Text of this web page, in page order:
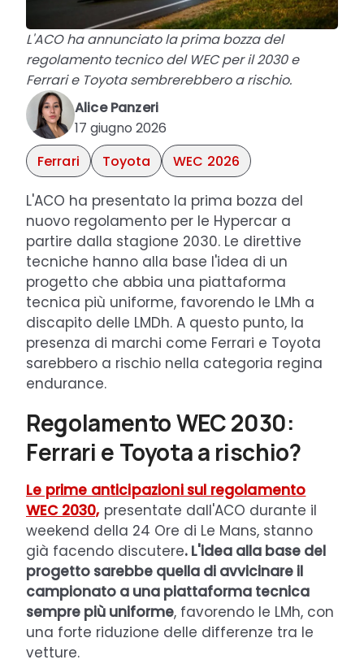
L'ACO ha annunciato la prima bozza del
regolamento tecnico del WEC per il 2030 e
Ferrari e Toyota sembrerebbero a rischio.
Alice Panzeri
17 giugno 2026
Ferrari
Toyota WEC 2026
L'ACO ha presentato la prima bozza del
nuovo regolamento per le Hypercar a
partire dalla stagione 2030. Le direttive
tecniche hanno alla base l'idea di un
progetto che abbia una piattaforma
tecnica più uniforme, favorendo le LMh a
discapito delle LMDh. A questo punto, la
presenza di marchi come Ferrari e Toyota
sarebbero a rischio nella categoria regina
endurance.
Regolamento WEC 2030:
Ferrari e Toyota a rischio?
Le prime anticipazioni sul regolamento
WEC 2030, presentate dall'ACO durante il
weekend della 24 Ore di Le Mans, stanno
già facendo discutere. L'idea alla base del
progetto sarebbe quella di avvicinare il
campionato a una piattaforma tecnica
sempre più uniforme, favorendo le LMh, con
una forte riduzione delle differenze tra le
vetture.